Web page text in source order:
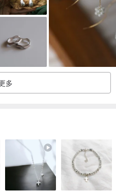
珍珠，並伴有少量天然寶石，銀
配件為14K注金或者銅鍍金。大
有自己的生長印記，晶瑩美好卻
，手工打造的輕珠寶作品在尺度
天然珠寶和手工打造的可愛之
與你想像稍有不同，請您能接受
，不作秀，不掩瑕疵，不刪差
是專心設計，也會在設計之餘與
瓏以待。
多